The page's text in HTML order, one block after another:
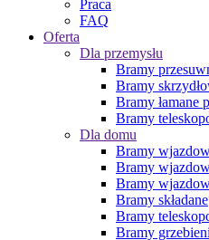
Praca
FAQ
Oferta
Dla przemysłu
Bramy
Bramy
Bramy łamane
Bramy
Dla domu
Bramy
Bramy
Bramy
Bramy składane
Bramy
Bramy